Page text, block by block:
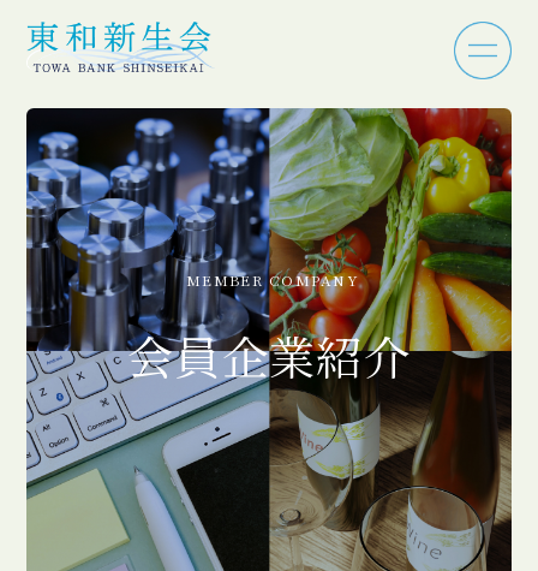
MEMBER COMPANY
会員企業紹介